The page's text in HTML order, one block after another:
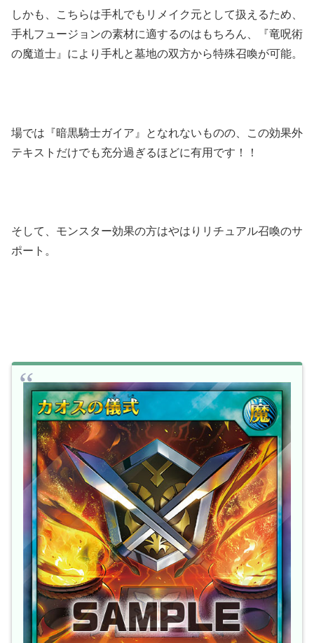
しかも、こちらは手札でもリメイク元として扱えるため、
手札フュージョンの素材に適するのはもちろん、『竜呪術
の魔道士』により手札と墓地の双方から特殊召喚が可能。
場では『暗黒騎士ガイア』となれないものの、この効果外
テキストだけでも充分過ぎるほどに有用です！！
そして、モンスター効果の方はやはりリチュアル召喚のサ
ポート。